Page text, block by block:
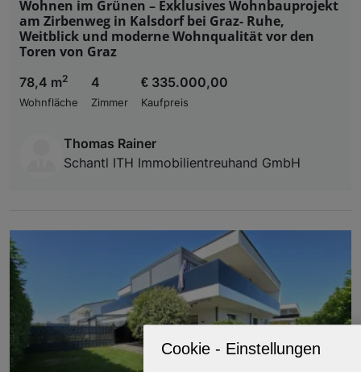
Wohnen im Grünen – Exklusives Wohnbauprojekt
am Zirbenweg in Kalsdorf bei Graz- Ruhe,
Weitblick und moderne Wohnqualität vor den
Toren von Graz
78,4 m2
Wohnfläche
4
Zimmer
€ 335.000,00
Kaufpreis
Thomas Rainer
Schantl ITH Immobilientreuhand GmbH